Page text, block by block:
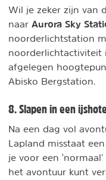
Wil je zeker zijn van
naar Aurora Sky
noorderlichtstation
noorderlichtactiviteit
afgelegen
Abisko Bergstation.
8. Slapen in een
Na een dag vol
Lapland misstaat
je voor een
het avontuur kunt